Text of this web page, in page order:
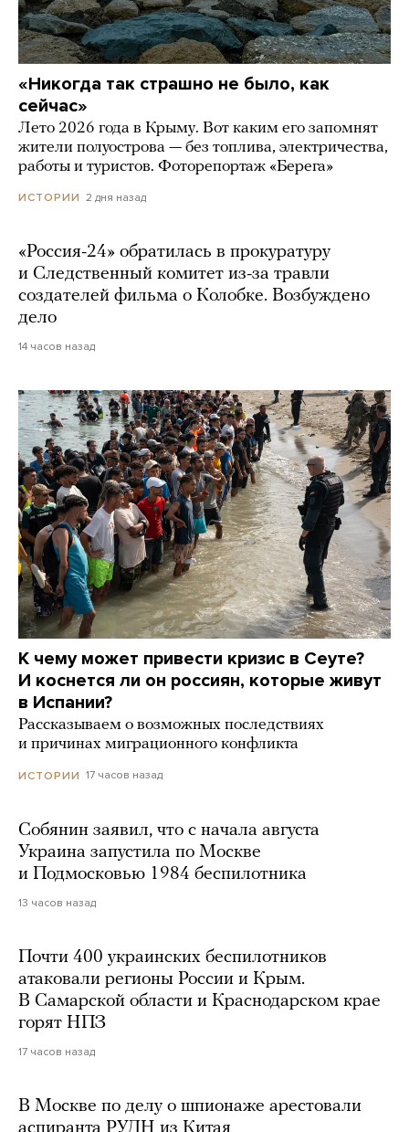
«Никогда так страшно не было, как
сейчас»
Лето 2026 года в Крыму. Вот каким его запомнят
жители полуострова — без топлива, электричества,
работы и туристов. Фоторепортаж «Берега»
ИСТОРИИ 2 дня назад
«Россия-24» обратилась в прокуратуру
и Следственный комитет из-за травли
создателей фильма о Колобке. Возбуждено
дело
14 часов назад
К чему может привести кризис в Сеуте?
И коснется ли он россиян, которые живут
в Испании?
Рассказываем о возможных последствиях
и причинах миграционного конфликта
ИСТОРИИ 17 часов назад
Собянин заявил, что с начала августа
Украина запустила по Москве
и Подмосковью 1984 беспилотника
13 часов назад
Почти 400 украинских беспилотников
атаковали регионы России и Крым.
В Самарской области и Краснодарском крае
горят НПЗ
17 часов назад
В Москве по делу о шпионаже арестовали
аспиранта РУДН из Китая